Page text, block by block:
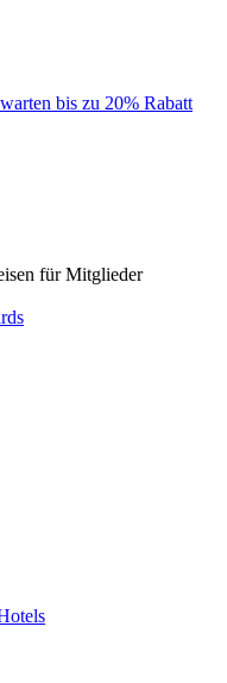
bis zu 20% Rabatt
für Mitglieder